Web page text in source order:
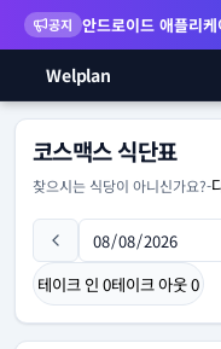
공지 안드로이드 애플리
Welplan
코스맥스 식단표
찾으시는 식당이 아니신가요?-
테이크 인 0테이크 아웃0